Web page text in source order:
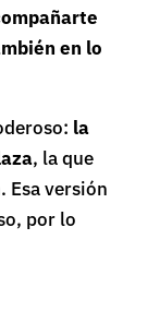
en lo
la
, la que
Esa versión
por lo